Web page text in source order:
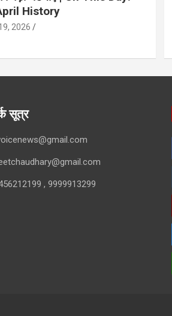
History
2026
सूत्र
, 9999913299